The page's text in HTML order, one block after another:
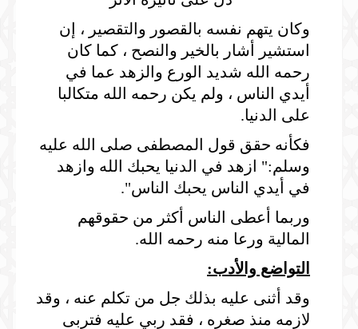
وكان يتهم نفسه بالقصور والتقصير ، إن
استشير أشار بالخير والنصح ، كما كان
رحمه الله شديد الورع والزهد عما في
أيدي الناس ، ولم يكن رحمه الله متكالبا
على الدنيا.
فكأنه حقق قول المصطفى صلى الله عليه
وسلم:" ازهد في الدنيا يحبك الله وازهد
في أيدي الناس يحبك الناس".
وربما أعطى الناس أكثر من حقوقهم
المالية ورعا منه رحمه الله.
التواضع والأدب:
وقد أثنى عليه بذلك جل من تكلم عنه ، وقد
لازمه منذ صغره ، فقد ربي عليه فتربى